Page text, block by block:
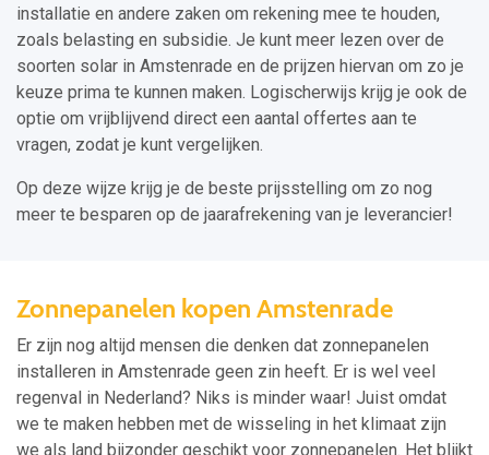
installatie en andere zaken om rekening mee te houden,
zoals belasting en subsidie. Je kunt meer lezen over de
soorten solar in Amstenrade en de prijzen hiervan om zo je
keuze prima te kunnen maken. Logischerwijs krijg je ook de
optie om vrijblijvend direct een aantal offertes aan te
vragen, zodat je kunt vergelijken.
Op deze wijze krijg je de beste prijsstelling om zo nog
meer te besparen op de jaarafrekening van je leverancier!
Zonnepanelen kopen Amstenrade
Er zijn nog altijd mensen die denken dat zonnepanelen
installeren in Amstenrade geen zin heeft. Er is wel veel
regenval in Nederland? Niks is minder waar! Juist omdat
we te maken hebben met de wisseling in het klimaat zijn
we als land bijzonder geschikt voor zonnepanelen. Het blijkt